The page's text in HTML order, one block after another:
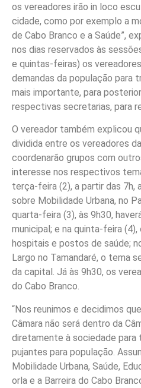
os vereadores irão in loco
cidade, como por exemplo a
de Cabo Branco e a Saúde”,
nos dias reservados às
e quintas-feiras) os
demandas da população para
mais importante, para
respectivas secretarias, para
O vereador também explicou
dividida entre os vereadores
coordenarão grupos com
interesse nos respectivos
terça-feira (2), a partir das 7h,
sobre Mobilidade Urbana, no
quarta-feira (3), às 9h30,
municipal; e na quinta-feira
hospitais e postos de saúde;
Largo no Tamandaré, o tema
da capital. Já às 9h30, os
do Cabo Branco.
“Nos reunimos e decidimos
Câmara não será dentro da
diretamente à sociedade para
pujantes para população.
Mobilidade Urbana, Saúde,
orla e a Barreira do Cabo